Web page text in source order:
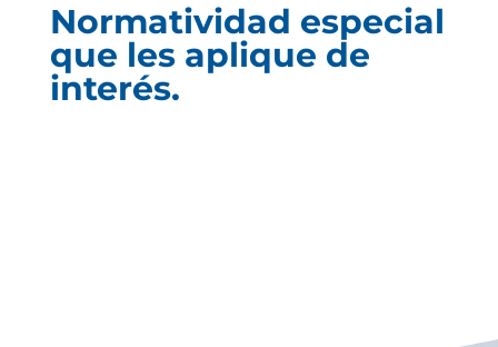
Normatividad especial
que les aplique de
interés.